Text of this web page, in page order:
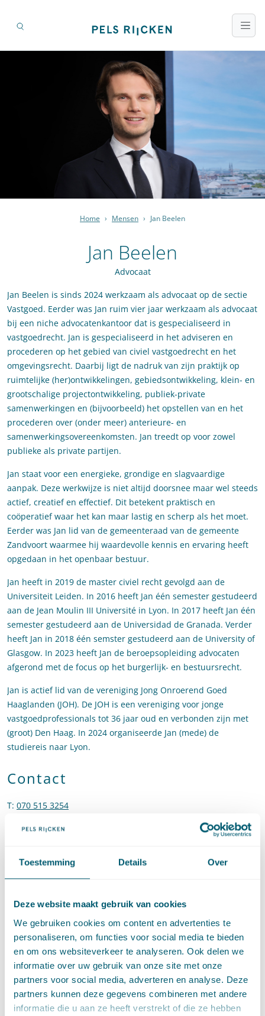
Toestemming Details Over
Deze website maakt gebruik van cookies
We gebruiken cookies om content en advertenties te
personaliseren, om functies voor social media te bieden
en om ons websiteverkeer te analyseren. Ook delen we
informatie over uw gebruik van onze site met onze
partners voor social media, adverteren en analyse. Deze
partners kunnen deze gegevens combineren met andere
informatie die u aan ze heeft verstrekt of die ze hebben
Home › Mensen › Jan Beelen
Jan Beelen
Advocaat
Jan Beelen is sinds 2024 werkzaam als advocaat op de sectie
Vastgoed. Eerder was Jan ruim vier jaar werkzaam als advocaat
bij een niche advocatenkantoor dat is gespecialiseerd in
vastgoedrecht. Jan is gespecialiseerd in het adviseren en
procederen op het gebied van civiel vastgoedrecht en het
omgevingsrecht. Daarbij ligt de nadruk van zijn praktijk op
ruimtelijke (her)ontwikkelingen, gebiedsontwikkeling, klein- en
grootschalige projectontwikkeling, publiek-private
samenwerkingen en (bijvoorbeeld) het opstellen van en het
procederen over (onder meer) anterieure- en
samenwerkingsovereenkomsten. Jan treedt op voor zowel
publieke als private partijen.
Jan staat voor een energieke, grondige en slagvaardige
aanpak. Deze werkwijze is niet altijd doorsnee maar wel steeds
actief, creatief en effectief. Dit betekent praktisch en
coöperatief waar het kan maar lastig en scherp als het moet.
Eerder was Jan lid van de gemeenteraad van de gemeente
Zandvoort waarmee hij waardevolle kennis en ervaring heeft
opgedaan in het openbaar bestuur.
Jan heeft in 2019 de master civiel recht gevolgd aan de
Universiteit Leiden. In 2016 heeft Jan één semester gestudeerd
aan de Jean Moulin III Université in Lyon. In 2017 heeft Jan één
semester gestudeerd aan de Universidad de Granada. Verder
heeft Jan in 2018 één semster gestudeerd aan de University of
Glasgow. In 2023 heeft Jan de beroepsopleiding advocaten
afgerond met de focus op het burgerlijk- en bestuursrecht.
Jan is actief lid van de vereniging Jong Onroerend Goed
Haaglanden (JOH). De JOH is een vereniging voor jonge
vastgoedprofessionals tot 36 jaar oud en verbonden zijn met
(groot) Den Haag. In 2024 organiseerde Jan (mede) de
studiereis naar Lyon.
Contact
T: 070 515 3254
Stuur een e-mail naar Jan Beelen
LinkedInGa naar het LinkedIn profiel van Jan Beelen
"Jan Beelen is very easy to speak to. I was impressed by
collected) and also his knowledge in the practice." - Legal
500, 2026
Recommended for Real estate- Legal 500, 2026